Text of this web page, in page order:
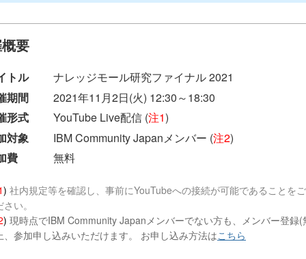
要
トル
ナレッジモール研究ファイナル 2021
期間
2021年11月2日(火) 12:30～18:30
形式
YouTube Live配信 (注1)
対象
IBM Community Japanメンバー (注2)
費
無料
) 社内規定等を確認し、事前にYouTubeへの接続が可能であることを
い。
) 現時点でIBM Community Japanメンバーでない方も、メンバー登録(
、参加申し込みいただけます。 お申し込み方法はこちら